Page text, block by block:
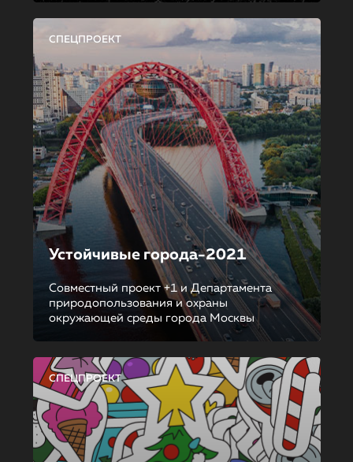
СПЕЦПРОЕКТ
Устойчивые города-2021
Совместный проект +1 и Департамента
природопользования и охраны
окружающей среды города Москвы
СПЕЦПРОЕКТ